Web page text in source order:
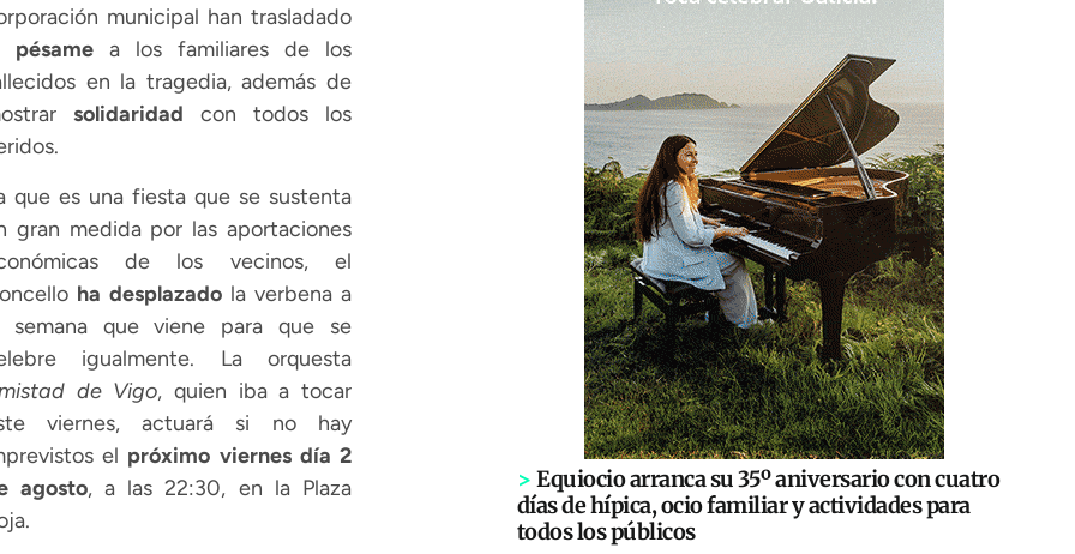
municipal han trasladado
pésame a los familiares de los
en la tragedia, además de
solidaridad con todos los
que es una fiesta que se sustenta
gran medida por las aportaciones
de los vecinos, el
ha desplazado la verbena a
semana que viene para que se
igualmente. La orquesta
de Vigo, quien iba a tocar
viernes, actuará si no hay
el próximo viernes día 2
agosto, a las 22:30, en la Plaza
> Equiocio arranca su 35º aniversario con cuatro
días de hípica, ocio familiar y actividades para
todos los públicos